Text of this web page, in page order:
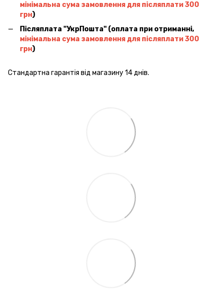
мінімальна сума замовлення для післяплати 300
грн)
Післяплата ''УкрПошта'' (оплата при отриманні,
мінімальна сума замовлення для післяплати 300
грн)
Стандартна гарантія від магазину 14 днів.